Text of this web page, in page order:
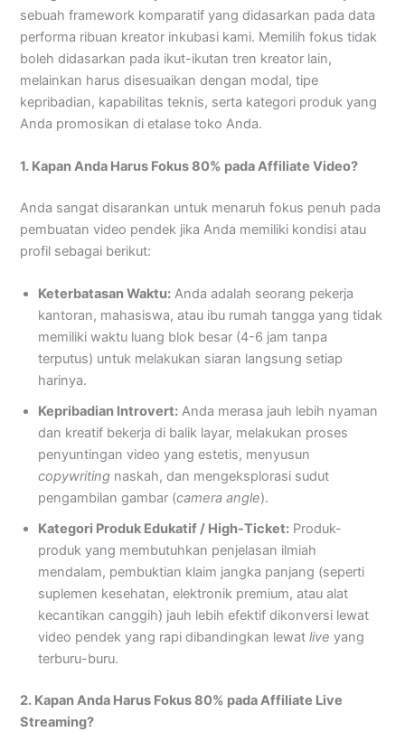
sebuah framework komparatif yang didasarkan pada data
performa ribuan kreator inkubasi kami. Memilih fokus tidak
boleh didasarkan pada ikut-ikutan tren kreator lain,
melainkan harus disesuaikan dengan modal, tipe
kepribadian, kapabilitas teknis, serta kategori produk yang
Anda promosikan di etalase toko Anda.
1. Kapan Anda Harus Fokus 80% pada Affiliate Video?
Anda sangat disarankan untuk menaruh fokus penuh pada
pembuatan video pendek jika Anda memiliki kondisi atau
profil sebagai berikut:
Keterbatasan Waktu: Anda adalah seorang pekerja
kantoran, mahasiswa, atau ibu rumah tangga yang tidak
memiliki waktu luang blok besar (4-6 jam tanpa
terputus) untuk melakukan siaran langsung setiap
harinya.
Kepribadian Introvert: Anda merasa jauh lebih nyaman
dan kreatif bekerja di balik layar, melakukan proses
penyuntingan video yang estetis, menyusun
copywriting naskah, dan mengeksplorasi sudut
pengambilan gambar (camera angle).
Kategori Produk Edukatif / High-Ticket: Produk-
produk yang membutuhkan penjelasan ilmiah
mendalam, pembuktian klaim jangka panjang (seperti
suplemen kesehatan, elektronik premium, atau alat
kecantikan canggih) jauh lebih efektif dikonversi lewat
video pendek yang rapi dibandingkan lewatlive yang
terburu-buru.
2. Kapan Anda Harus Fokus 80% pada Affiliate Live
Streaming?